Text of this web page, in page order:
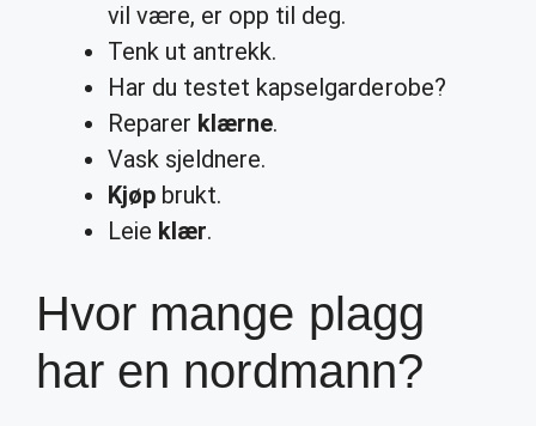
vil være, er opp til deg.
Tenk ut antrekk.
Har du testet kapselgarderobe?
Reparer klærne.
Vask sjeldnere.
Kjøp brukt.
Leie klær.
Hvor mange plagg
har en nordmann?